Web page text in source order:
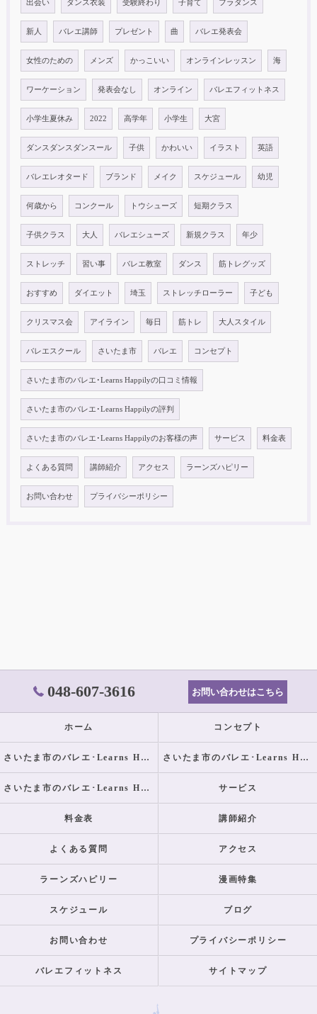
出会い ダンス衣装 受験終わり 子育て フラダンス
新人 バレエ講師 プレゼント 曲 バレエ発表会
女性のための メンズ かっこいい オンラインレッスン 海
ワーケーション 発表会なし オンライン バレエフィットネス
小学生夏休み 2022 高学年 小学生 大宮
ダンスダンスダンスール 子供 かわいい イラスト 英語
バレエレオタード ブランド メイク スケジュール 幼児
何歳から コンクール トウシューズ 短期クラス
子供クラス 大人 バレエシューズ 新規クラス 年少
ストレッチ 習い事 バレエ教室 ダンス 筋トレグッズ
おすすめ ダイエット 埼玉 ストレッチローラー 子ども
クリスマス会 アイライン 毎日 筋トレ 大人スタイル
バレエスクール さいたま市 バレエ コンセプト
さいたま市のバレエ･Learns Happilyの口コミ情報
さいたま市のバレエ･Learns Happilyの評判
さいたま市のバレエ･Learns Happilyのお客様の声 サービス 料金表
よくある質問 講師紹介 アクセス ラーンズハピリー
お問い合わせ プライバシーポリシー
048-607-3616 お問い合わせはこちら
ホーム コンセプト
さいたま市のバレエ･Learns Happilyの口コミ情報 さいたま市のバレエ･Learns Happilyの評判
さいたま市のバレエ･Learns Happilyのお客様の声 サービス
料金表 講師紹介
よくある質問 アクセス
ラーンズハピリー 漫画特集
スケジュール ブログ
お問い合わせ プライバシーポリシー
バレエフィットネス サイトマップ